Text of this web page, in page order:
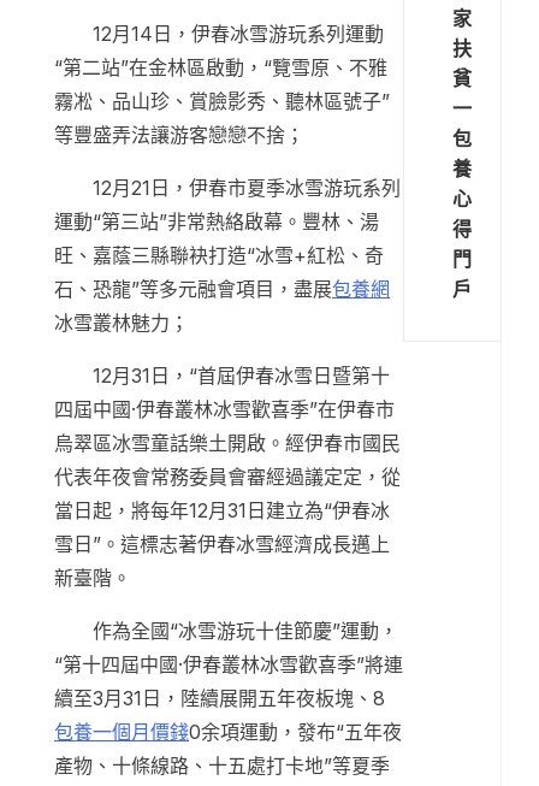
12月14日，伊春冰雪游玩系列運動
“第二站”在金林區啟動，“覽雪原、不雅
霧凇、品山珍、賞臉影秀、聽林區號子”
等豐盛弄法讓游客戀戀不捨；
12月21日，伊春市夏季冰雪游玩系列
運動“第三站”非常熱絡啟幕。豐林、湯
旺、嘉蔭三縣聯袂打造“冰雪+紅松、奇
石、恐龍”等多元融會項目，盡展包養網
冰雪叢林魅力；
12月31日，“首屆伊春冰雪日暨第十
四屆中國·伊春叢林冰雪歡喜季”在伊春市
烏翠區冰雪童話樂土開啟。經伊春市國民
代表年夜會常務委員會審經過議定定，從
當日起，將每年12月31日建立為“伊春冰
雪日”。這標志著伊春冰雪經濟成長邁上
新臺階。
作為全國“冰雪游玩十佳節慶”運動，
“第十四屆中國·伊春叢林冰雪歡喜季”將連
續至3月31日，陸續展開五年夜板塊、8
包養一個月價錢0余項運動，發布“五年夜
產物、十條線路、十五處打卡地”等夏季
家
扶
貧
一
包
養
心
得
門
戶